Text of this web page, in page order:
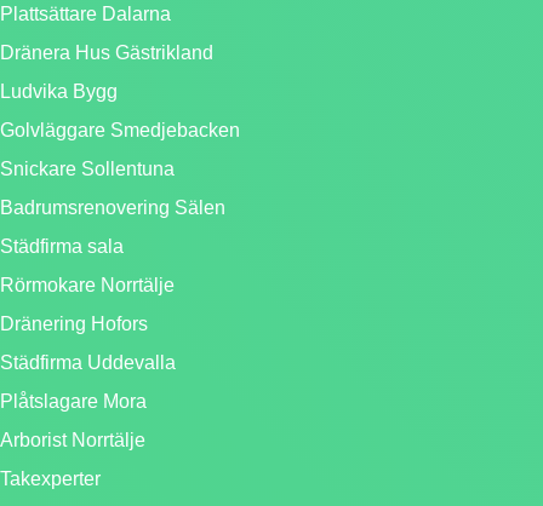
Plattsättare Dalarna
Dränera Hus Gästrikland
Ludvika Bygg
Golvläggare Smedjebacken
Snickare Sollentuna
Badrumsrenovering Sälen
Städfirma sala
Rörmokare Norrtälje
Dränering Hofors
Städfirma Uddevalla
Plåtslagare Mora
Arborist Norrtälje
Takexperter